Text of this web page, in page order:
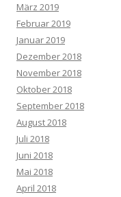
März 2019
Februar 2019
Januar 2019
Dezember 2018
November 2018
Oktober 2018
September 2018
August 2018
Juli 2018
Juni 2018
Mai 2018
April 2018